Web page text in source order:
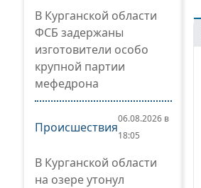
В Курганской области
ФСБ задержаны
изготовители особо
крупной партии
мефедрона
Происшествия
06.08.2026 в
18:05
В Курганской области
на озере утонул